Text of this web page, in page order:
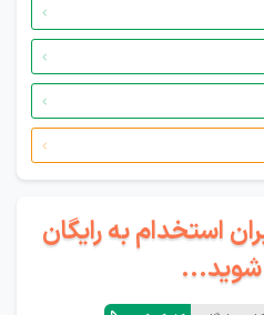
استخدام به رایگان